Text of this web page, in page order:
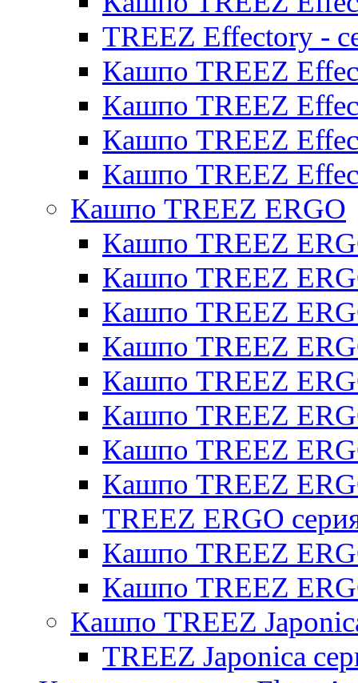
TREEZ Effectory -
Кашпо TREEZ
Кашпо TREEZ
Кашпо TREEZ
Кашпо TREEZ
Кашпо TREEZ ERGO
Кашпо TREEZ
Кашпо TREEZ
Кашпо TREEZ
Кашпо TREEZ
Кашпо TREEZ
Кашпо TREEZ
Кашпо TREEZ
Кашпо TREEZ
TREEZ ERGO
Кашпо TREEZ
Кашпо TREEZ
Кашпо TREEZ
TREEZ Japonica